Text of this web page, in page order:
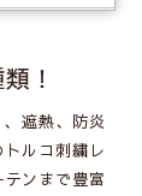
！
遮熱、防炎
ルコ刺繍レ
ンまで豊富